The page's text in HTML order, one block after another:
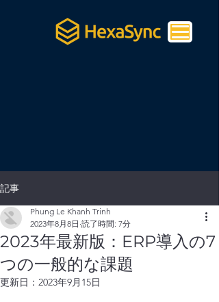
記事
2023年最新版：ERP導入の7
つの一般的な課題
Phung Le Khanh Trinh
2023年8月8日 読了時間: 7分
更新日： 2023年9月15日